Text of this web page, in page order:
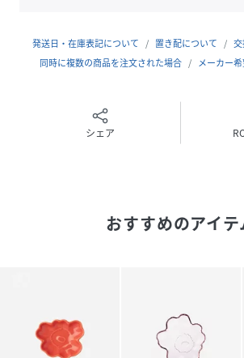
品番
RC7137_52152263475714
52152263475714-70-001
発送日・在庫表記について 置き配について
同時に複数の商品を注文された場合
メーカー
シェア
おすすめのアイテ